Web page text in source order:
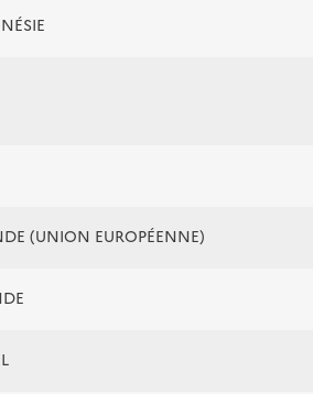
(UNION EUROPÉENNE)